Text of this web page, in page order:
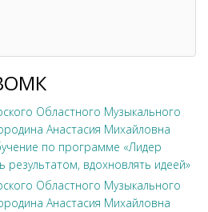
Областного Музыкального
Анастасия Михайловна
по программе «Лидер
результатом, вдохновлять идеей»
Областного Музыкального
Анастасия Михайловна